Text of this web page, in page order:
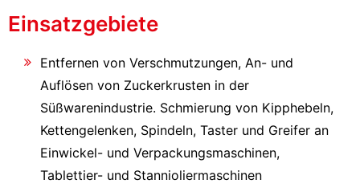
Einsatzgebiete
Entfernen von Verschmutzungen, An- und
Auflösen von Zuckerkrusten in der
Süßwarenindustrie. Schmierung von Kipphebeln,
Kettengelenken, Spindeln, Taster und Greifer an
Einwickel- und Verpackungsmaschinen,
Tablettier- und Stannioliermaschinen